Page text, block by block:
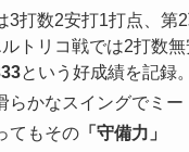
3打数2安打1打点、
トリコ戦では2打数
という好成績を記録。
らかなスイングでミ
てもその 「守備力」